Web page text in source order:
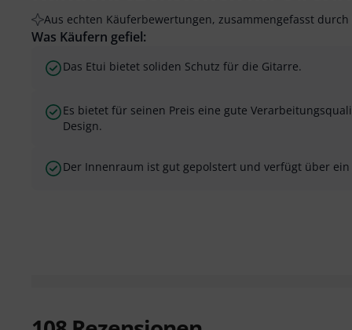
Aus echten Käuferbewertungen, zusammengefasst durch
Was Käufern gefiel:
Das Etui bietet soliden Schutz für die Gitarre.
Es bietet für seinen Preis eine gute
Design.
Der Innenraum ist gut gepolstert und verfügt über